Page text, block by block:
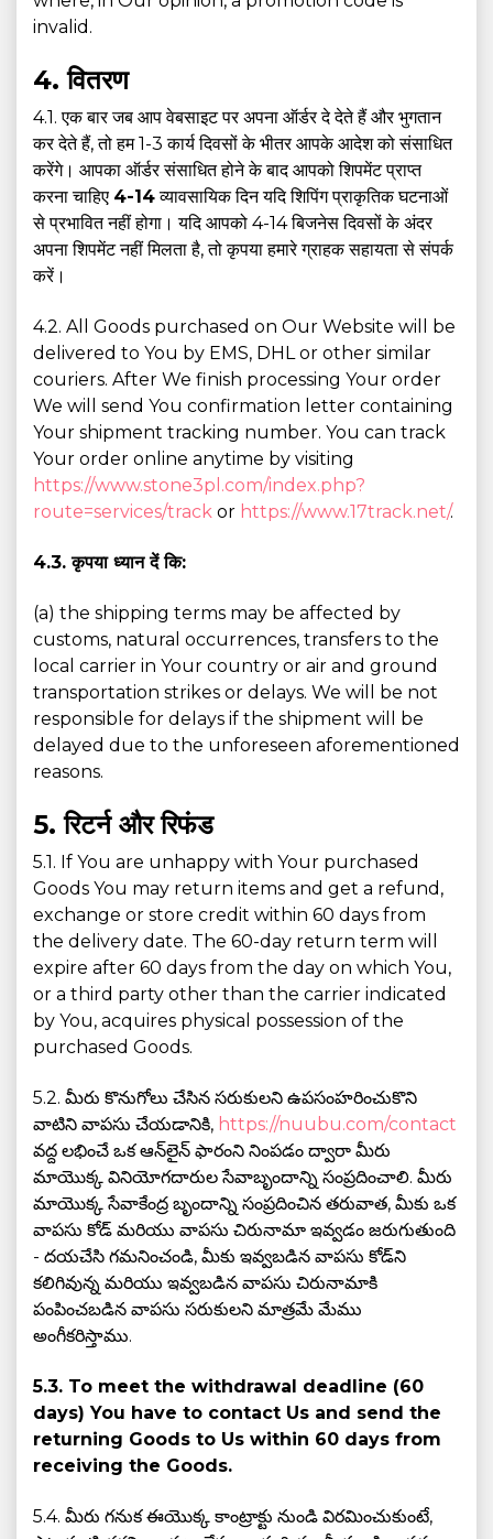
invalid.
4. वितरण
4.1. एक बार जब आप वेबसाइट पर अपना ऑर्डर दे देते हैं और भुगतान
कर देते हैं, तो हम 1-3 कार्य दिवसों के भीतर आपके आदेश को संसाधित
करेंगे। आपका ऑर्डर संसाधित होने के बाद आपको शिपमेंट प्राप्त
करना चाहिए 4-14व्यावसायिक दिन यदि शिपिंग प्राकृतिक घटनाओं
से प्रभावित नहीं होगा। यदि आपको 4-14 बिजनेस दिवसों के अंदर
अपना शिपमेंट नहीं मिलता है, तो कृपया हमारे ग्राहक सहायता से संपर्क
करें।
4.2. All Goods purchased on Our Website will be
delivered to You by EMS, DHL or other similar
couriers. After We finish processing Your order
We will send You confirmation letter containing
Your shipment tracking number. You can track
Your order online anytime by visiting
https://www.stone3pl.com/index.php?
route=services/track or https://www.17track.net/.
4.3. कृपया ध्यान दें कि:
(a) the shipping terms may be affected by
customs, natural occurrences, transfers to the
local carrier in Your country or air and ground
transportation strikes or delays. We will be not
responsible for delays if the shipment will be
delayed due to the unforeseen aforementioned
reasons.
5. रिटर्न और रिफंड
5.1. If You are unhappy with Your purchased
Goods You may return items and get a refund,
exchange or store credit within 60 days from
the delivery date. The 60-day return term will
expire after 60 days from the day on which You,
or a third party other than the carrier indicated
by You, acquires physical possession of the
purchased Goods.
5.2. మీరు కొనుగోలు చేసిన సరుకులని ఉపసంహరించుకొని
వాటిని వాపసు చేయడానికి, https://nuubu.com/contact
వద్ద లభించే ఒక ఆన్‌లైన్‌ ఫారంని నింపడం ద్వారా మీరు
మాయొక్క వినియోగదారుల సేవాబృందాన్ని సంప్రదించాలి. మీరు
మాయొక్క సేవాకేంద్ర బృందాన్ని సంప్రదించిన తరువాత, మీకు ఒక
వాపసు కోడ్ మరియు వాపసు చిరునామా ఇవ్వడం జరుగుతుంది
- దయచేసి గమనించండి, మీకు ఇవ్వబడిన వాపసు కోడ్‌ని
కలిగివున్న మరియు ఇవ్వబడిన వాపసు చిరునామాకి
పంపించబడిన వాపసు సరుకులని మాత్రమే మేము
అంగీకరిస్తాము.
5.3. To meet the withdrawal deadline (60
days) You have to contact Us and send the
returning Goods to Us within 60 days from
receiving the Goods.
5.4. మీరు గనుక ఈయొక్క కాంట్రాక్టు నుండి విరమించుకుంటే,